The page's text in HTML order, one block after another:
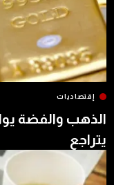
إقتصاديات
الذهب والفضة
يتراجع